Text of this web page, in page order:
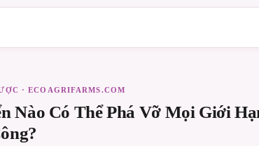
· ECOAGRIFARMS.COM
Nào Có Thể Phá Vỡ Mọi Giới